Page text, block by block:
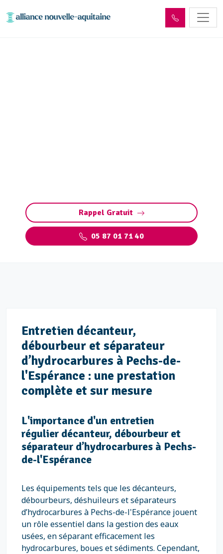
Rappel Gratuit
05 87 01 71 40
Entretien décanteur,
débourbeur et séparateur
d’hydrocarbures à Pechs-de-
l'Espérance : une prestation
complète et sur mesure
L'importance d'un entretien
régulier décanteur, débourbeur et
séparateur d’hydrocarbures à Pechs-
de-l'Espérance
Les équipements tels que les décanteurs,
débourbeurs, déshuileurs et séparateurs
d’hydrocarbures à Pechs-de-l'Espérance jouent
un rôle essentiel dans la gestion des eaux
usées, en séparant efficacement les
hydrocarbures, boues et sédiments. Cependant,